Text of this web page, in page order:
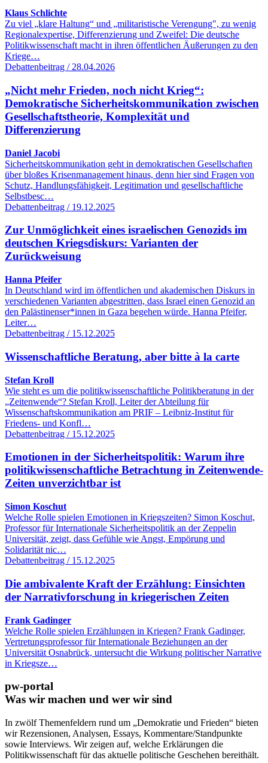
Klaus Schlichte
Zu viel „klare Haltung“ und „militaristische Verengung", zu wenig
Regionalexpertise, Differenzierung und Zweifel: Die deutsche
Politikwissenschaft macht in ihren öffentlichen Äußerungen zu den
Kriege…
Debattenbeitrag / 28.04.2026
„Nicht mehr Frieden, noch nicht Krieg“:
Demokratische Sicherheitskommunikation zwischen
Gesellschaftstheorie, Komplexität und
Differenzierung
Daniel Jacobi
Sicherheitskommunikation geht in demokratischen Gesellschaften
über bloßes Krisenmanagement hinaus, denn hier sind Fragen von
Schutz, Handlungsfähigkeit, Legitimation und gesellschaftliche
Selbstbesc…
Debattenbeitrag / 19.12.2025
Zur Unmöglichkeit eines israelischen Genozids im
deutschen Kriegsdiskurs: Varianten der
Zurückweisung
Hanna Pfeifer
In Deutschland wird im öffentlichen und akademischen Diskurs in
verschiedenen Varianten abgestritten, dass Israel einen Genozid an
den Palästinenser*innen in Gaza begehen würde. Hanna Pfeifer,
Leiter…
Debattenbeitrag / 15.12.2025
Wissenschaftliche Beratung, aber bitte à la carte
Stefan Kroll
Wie steht es um die politikwissenschaftliche Politikberatung in der
„Zeitenwende“? Stefan Kroll, Leiter der Abteilung für
Wissenschaftskommunikation am PRIF – Leibniz-Institut für
Friedens- und Konfl…
Debattenbeitrag / 15.12.2025
Emotionen in der Sicherheitspolitik: Warum ihre
politikwissenschaftliche Betrachtung in Zeitenwende-
Zeiten unverzichtbar ist
Simon Koschut
Welche Rolle spielen Emotionen in Kriegszeiten? Simon Koschut,
Professor für Internationale Sicherheitspolitik an der Zeppelin
Universität, zeigt, dass Gefühle wie Angst, Empörung und
Solidarität nic…
Debattenbeitrag / 15.12.2025
Die ambivalente Kraft der Erzählung: Einsichten
der Narrativforschung in kriegerischen Zeiten
Frank Gadinger
Welche Rolle spielen Erzählungen in Kriegen? Frank Gadinger,
Vertretungsprofessor für Internationale Beziehungen an der
Universität Osnabrück, untersucht die Wirkung politischer Narrative
in Kriegsze…
pw-portal
Was wir machen und wer wir sind
In zwölf Themenfeldern rund um „Demokratie und Frieden“ bieten
wir Rezensionen, Analysen, Essays, Kommentare/Standpunkte
sowie Interviews. Wir zeigen auf, welche Erklärungen die
Politikwissenschaft für das aktuelle politische Geschehen bereithält.